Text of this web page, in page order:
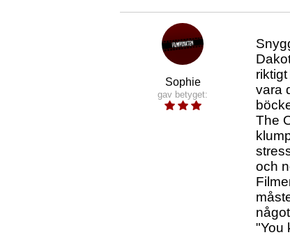
Sophie
gav betyget:
vara
The
och
"You